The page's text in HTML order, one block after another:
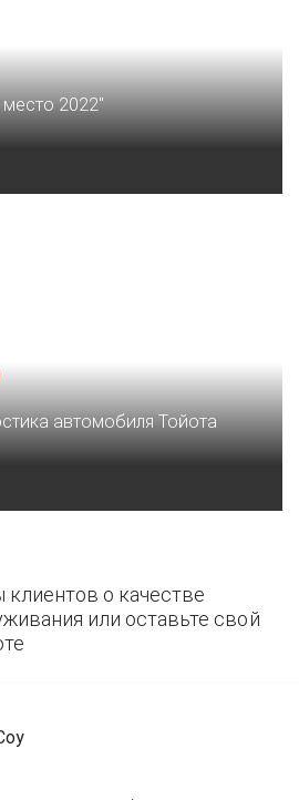
2022"
автомобиля Тойота
о качестве
или оставьте свой